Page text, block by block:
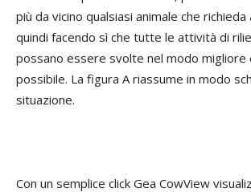
più da vicino qualsiasi animale che
quindi facendo sì che tutte le attività di
possano essere svolte nel modo
possibile. La figura A riassume in modo
situazione.
Con un semplice click Gea CowView